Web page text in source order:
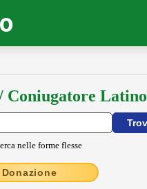
Coniugatore Latino
nelle forme flesse
Donazione